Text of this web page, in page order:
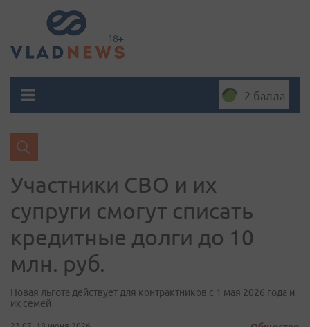
2 балла
Участники СВО и их
супруги смогут списать
кредитные долги до 10
млн. руб.
Новая льгота действует для контрактников с 1 мая 2026 года и
их семей